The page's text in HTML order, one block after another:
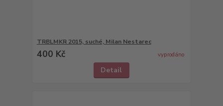
TRBLMKR 2015, suché, Milan Nestarec
400 Kč vyprodáno
Detail